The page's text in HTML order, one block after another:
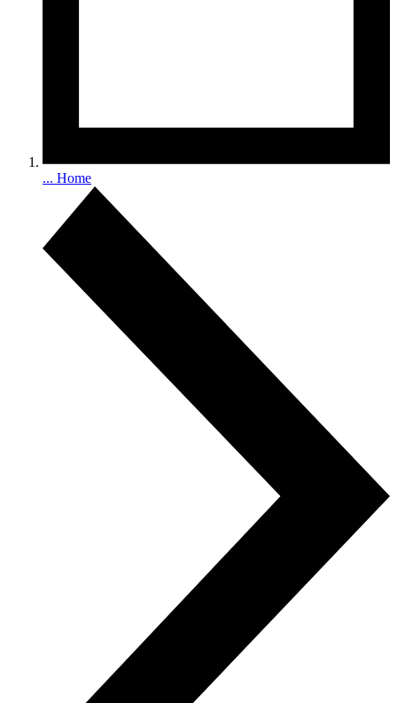
... Home